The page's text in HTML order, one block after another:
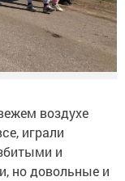
воздухе
играли
и
но довольные и